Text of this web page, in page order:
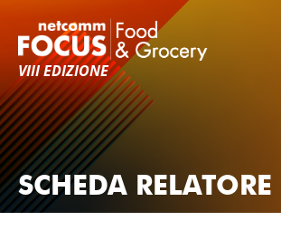
VIII EDIZIONE
SCHEDA RELATORE